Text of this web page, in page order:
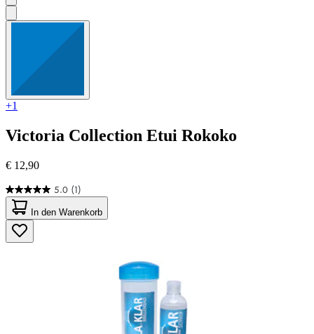
+1
Victoria Collection Etui Rokoko
€ 12,90
5.0 (1)
5.0
von
5
Sternen.
1
In den Warenkorb